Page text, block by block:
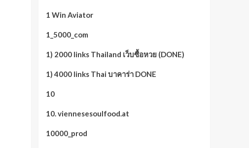
1 Win Aviator
1_5000_com
1) 2000 links Thailand เว็บซื้อหวย (DONE)
1) 4000 links Thai บาคาร่า DONE
10
10. viennesesoulfood.at
10000_prod